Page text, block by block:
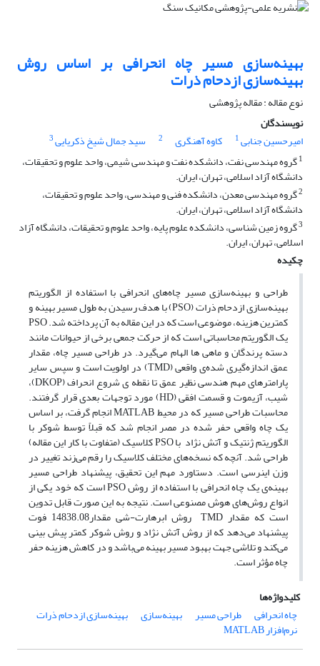
بهینه‌سازی مسیر چاه انحرافی بر اساس روش
بهینه‌سازی ازدحام ذرات
نوع مقاله : مقاله پژوهشی
نویسندگان
امیرحسین جنابی1 کاوه آهنگری 2 سید جمال شیخ ذکریایی3
1گروه مهندسی نفت، دانشکده نفت و مهندسی شیمی، واحد علوم و تحقیقات،
دانشگاه آزاد اسلامی، تهران، ایران.
2گروه مهندسی معدن، دانشکده فنی و مهندسی، واحد علوم و تحقیقات،
دانشگاه آزاد اسلامی، تهران، ایران.
3گروه زمین شناسی، دانشکده علوم پایه، واحد علوم و تحقیقات، دانشگاه آزاد
اسلامی، تهران، ایران.
چکیده
طراحی و بهینه‌سازی مسیر چاه‌های انحرافی با استفاده از الگوریتم
بهینه‌سازی ازدحام ذرات (PSO) با هدف رسیدن به طول مسیر بهینه و
کمترین هزینه، موضوعی است که در این مقاله به آن پرداخته شد. PSO
یک الگوریتم محاسباتی است که از حرکت جمعی برخی از حیوانات مانند
دسته پرندگان و ماهی ها الهام می‌گیرد. در طراحی مسیر چاه، مقدار
عمق اندازه‌گیری شده‌ی واقعی (TMD) در اولویت است و سپس سایر
پارامتر‌های مهم هندسی نظیر عمق تا نقطه ی شروع انحراف (DKOP)،
شیب، آزیموت و قسمت افقی (HD) مورد توجهات بعدی قرار گرفتند.
محاسبات طراحی مسیر که در محیط MATLAB انجام گرفت، بر اساس
یک چاه واقعی حفر شده در مصر انجام شد که قبلاً توسط شوکر با
الگوریتم ژنتیک و آتش نژاد با PSO کلاسیک (متفاوت با کار این مقاله)
طراحی شد. آنچه که نسخه‌های مختلف کلاسیک را رقم می‌زند تغییر در
وزن اینرسی است. دستاورد مهم این تحقیق، پیشنهاد طراحی مسیر
بهینه‌ی یک چاه انحرافی با استفاده از روش PSO است که خود یکی از
انواع روش‌های هوش مصنوعی است. نتیجه به این صورت قابل تدوین
است که مقدار TMD روش ابرهارت-شی مقدار14838.08 فوت
پیشنهاد می‌دهد که از روش آتش نژاد و روش شوکر کمتر پیش بینی
می‌کند و تلاشی جهت بهبود مسیر بهینه می‌باشد و در کاهش هزینه حفر
چاه مؤثر است.
کلیدواژه‌ها
چاه انحرافی
طراحی مسیر بهینه‌سازی بهینه‌سازی ازدحام ذرات
نرم‌افزار MATLAB